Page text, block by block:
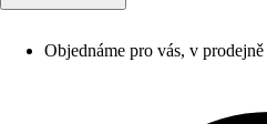
Objednáme pro vás, v